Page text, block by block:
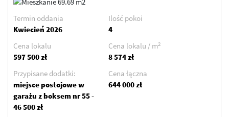
Termin oddania
Kwiecień 2026
Ilość pokoi
4
Cena lokalu
597 500 zł
Cena lokalu / m2
8 574 zł
Przypisane dodatki:
miejsce postojowe w
garażu z boksem nr 55 -
46 500 zł
Cena łączna
644 000 zł